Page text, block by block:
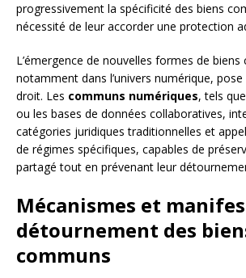
progressivement la spécificité des biens
nécessité de leur accorder une protection
L’émergence de nouvelles formes de biens
notamment dans l’univers numérique,
droit. Les communs numériques, tels
ou les bases de données collaboratives,
catégories juridiques traditionnelles et
de régimes spécifiques, capables de
partagé tout en prévenant leur
Mécanismes et
détournement des
communs